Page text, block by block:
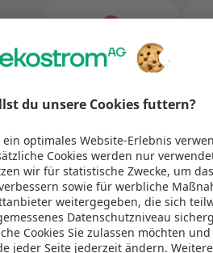
4.2
Stromtarife
Privatkund:innen